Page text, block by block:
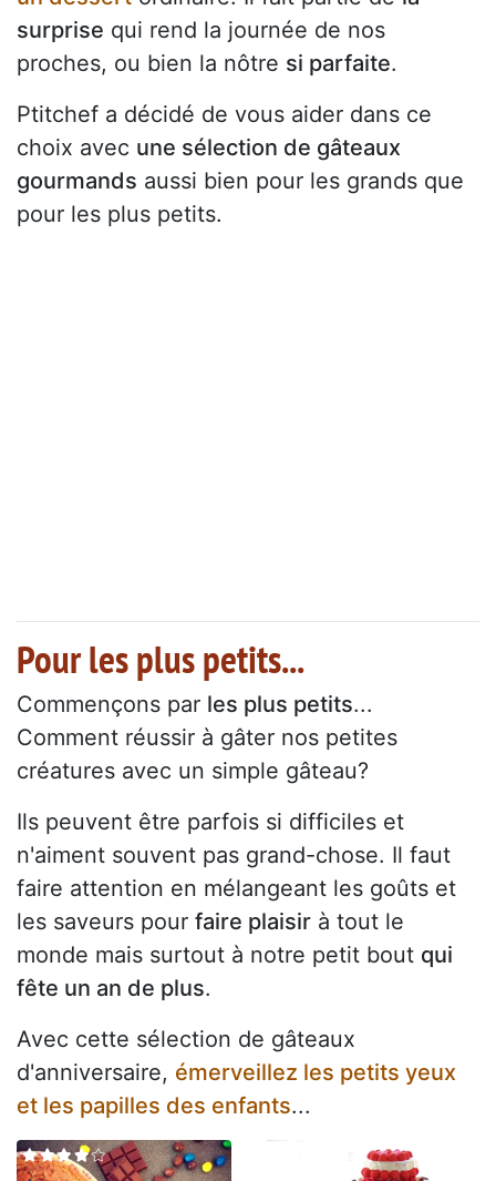
surprise qui rend la journée de nos
proches, ou bien la nôtre si parfaite.
Ptitchef a décidé de vous aider dans ce
choix avec une sélection de gâteaux
gourmands aussi bien pour les grands que
pour les plus petits.
Pour les plus petits...
Commençons par les plus petits...
Comment réussir à gâter nos petites
créatures avec un simple gâteau?
Ils peuvent être parfois si difficiles et
n'aiment souvent pas grand-chose. Il faut
faire attention en mélangeant les goûts et
les saveurs pour faire plaisir à tout le
monde mais surtout à notre petit bout qui
fête un an de plus.
Avec cette sélection de gâteaux
d'anniversaire, émerveillez les petits yeux
et les papilles des enfants...